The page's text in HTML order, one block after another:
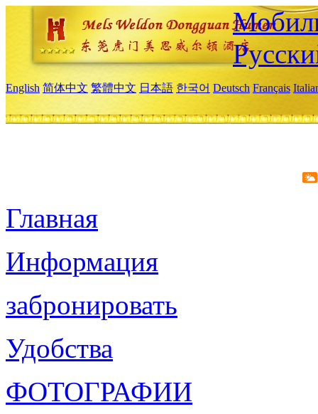
English 简体中文 繁體中文 日本語 한국어 Deutsch Français
Главная
Информация
забронировать
Удобства
ФОТОГРАФИИ